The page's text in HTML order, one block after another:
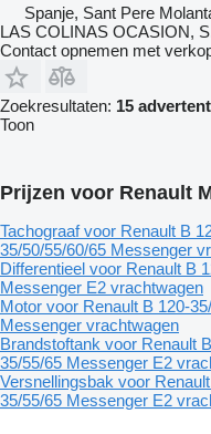
Spanje, Sant Pere
LAS COLINAS OCASION,
Contact opnemen met
Zoekresultaten: 15
Toon
Prijzen voor Renault
Tachograaf voor Renault B
35/50/55/60/65 Messenger
Differentieel voor Renault B
Messenger E2 vrachtwagen
Motor voor Renault B 120-
Messenger vrachtwagen
Brandstoftank voor Renault
35/55/65 Messenger E2
Versnellingsbak voor
35/55/65 Messenger E2